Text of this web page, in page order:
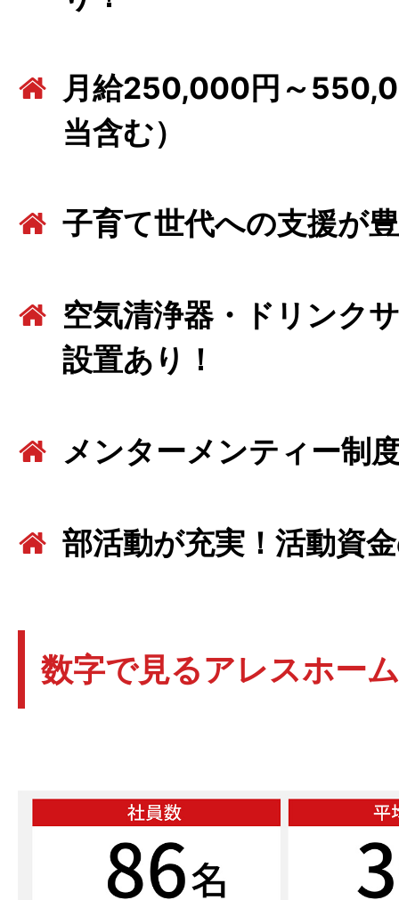
月給250,000円～
当含む）
子育て世代への支援が
空気清浄器・ドリンク
設置あり！
メンターメンティー制
部活動が充実！活動資
数字で見るアレスホーム